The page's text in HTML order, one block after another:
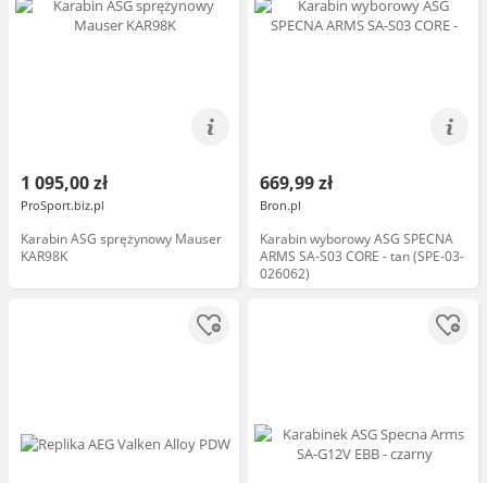
1 095,00 zł
ProSport.biz.pl
Karabin ASG sprężynowy Mauser
KAR98K
669,99 zł
Bron.pl
Karabin wyborowy ASG SPECNA
ARMS SA-S03 CORE - tan (SPE-03-
026062)